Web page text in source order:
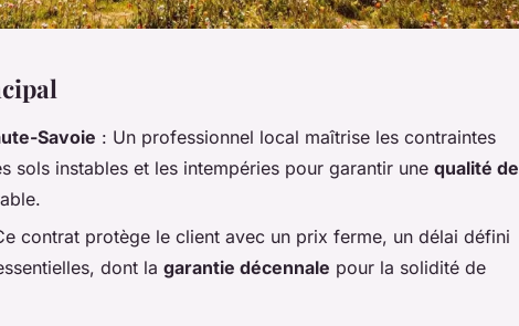
Savoie : Un professionnel local maîtrise les contraintes
sols instables et les intempéries pour garantir une qualité de
contrat protège le client avec un prix ferme, un délai défini
dont la garantie décennale pour la solidité de